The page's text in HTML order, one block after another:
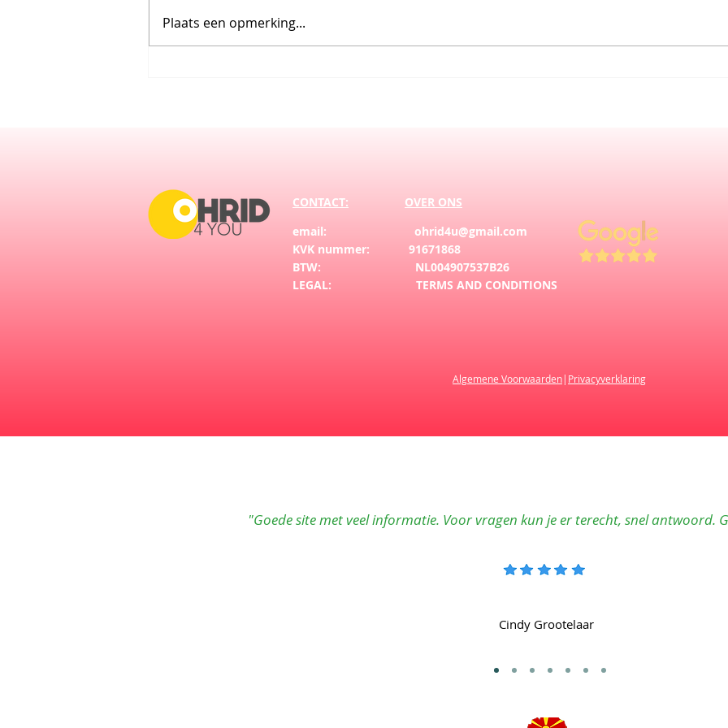
Plaats een opmerking...
OVER ONS
CONTACT:
email: ohrid4u@gmail.com
KVK nummer: 91671868
BTW: NL004907537B26
LEGAL: TERMS AND CONDITIONS
Algemene Voorwaarden| Privacyverklaring
"Goede site met veel informatie. Voor vragen kun je er terecht, snel antwoord.
Cindy Grootelaar